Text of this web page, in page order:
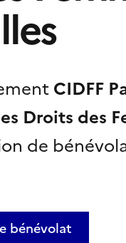
CIDFF
Droits des
de
bénévolat